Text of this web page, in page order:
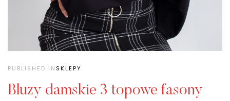
PUBLISHED IN SKLEPY
Bluzy damskie 3 topowe fasony